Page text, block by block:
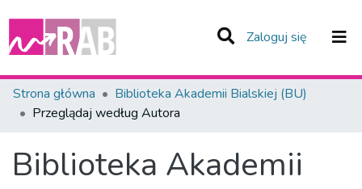
Zaloguj się (current)
Zespoły i Kolekcje
Całe Repozytorium
Strona główna
Biblioteka Akademii Bialskiej (BU)
Przeglądaj według Autora
Biblioteka Akademii